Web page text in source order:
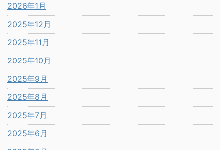
2026年1月
2025年12月
2025年11月
2025年10月
2025年9月
2025年8月
2025年7月
2025年6月